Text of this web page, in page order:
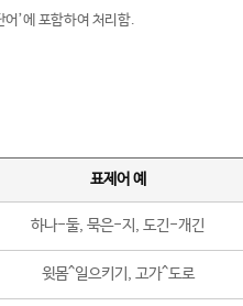
’에 포함하여 처리함.
표제어 예
하나-둘, 묵은-지, 도긴-개긴
윗몸^일으키기, 고가^도로